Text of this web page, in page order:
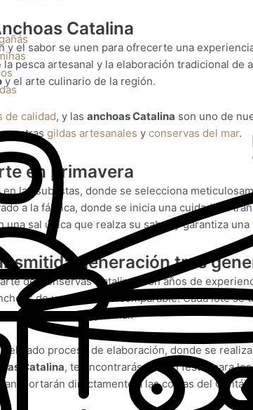
Catalina
el sabor se unen para ofrecerte una
pesca artesanal y la elaboración tradicional
y el arte culinario de la región.
de calidad, y las anchoas Catalina son uno de
gildas artesanales y conservas del mar.
en primavera
en las subastas, donde se selecciona
a la fábrica, donde se inicia una cuidadosa
sal única que realza su sabor y garantiza
generación tras
de Conservas Catalina. Con años de
de una calidad incomparable. Cada lote se
un resultado excepcional.
proceso de elaboración, donde se
Catalina, te encontrarás con un festín para
directamente a las costas del